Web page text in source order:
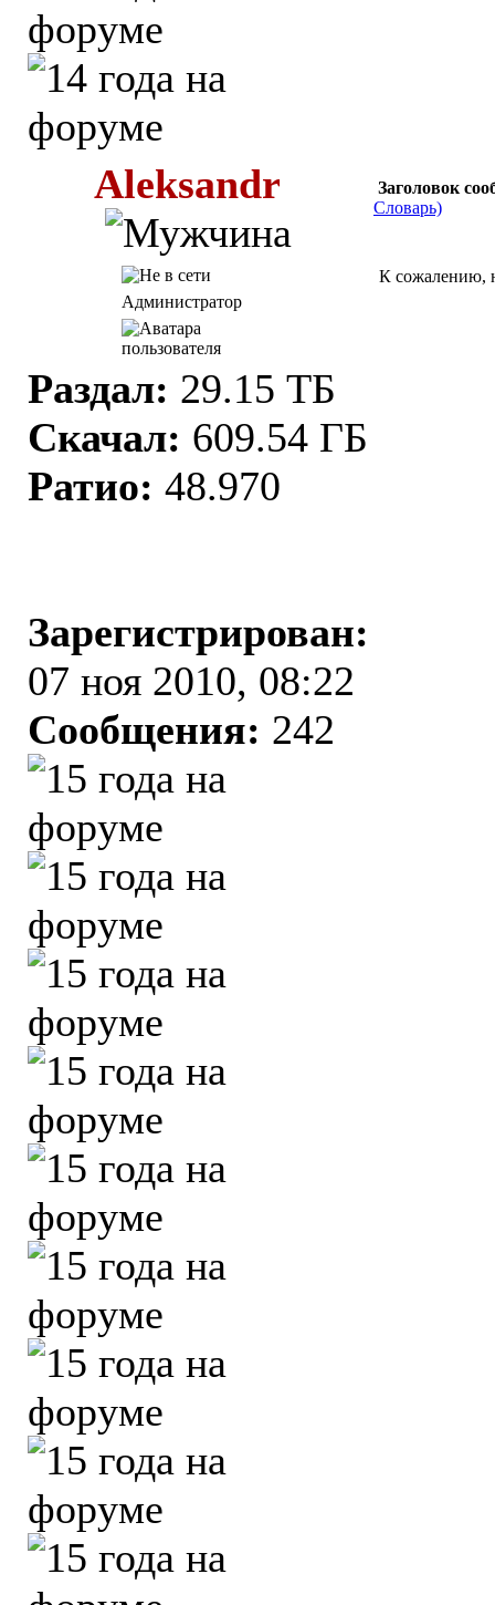
Aleksandr
Заголовок
Словарь)
Администратор
Раздал: 29.15 ТБ
Скачал: 609.54 ГБ
Ратио: 48.970
Зарегистрирован:
07 ноя 2010, 08:22
Сообщения: 242
К сожалению,